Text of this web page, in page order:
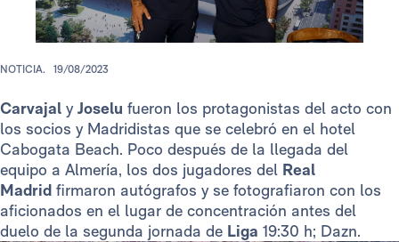
NOTICIA. 19/08/2023
Carvajal yJoselu fueron los protagonistas del acto con
los socios y Madridistas que se celebró en el hotel
Cabogata Beach. Poco después de la llegada del
equipo a Almería, los dos jugadores del Real
Madrid firmaron autógrafos y se fotografiaron con los
aficionados en el lugar de concentración antes del
duelo de la segunda jornada de Liga 19:30 h; Dazn.